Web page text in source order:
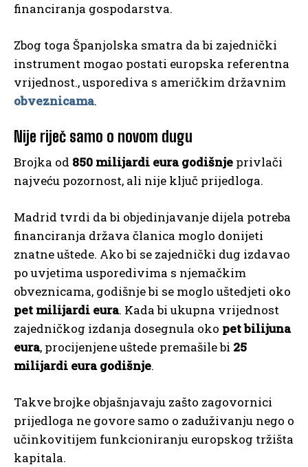
financiranja gospodarstva.
Zbog toga Španjolska smatra da bi zajednički
instrument mogao postati europska referentna
vrijednost., usporediva s američkim državnim
obveznicama.
Nije riječ samo o novom dugu
Brojka od 850 milijardi eura godišnje privlači
najveću pozornost, ali nije ključ prijedloga.
Madrid tvrdi da bi objedinjavanje dijela potreba
financiranja država članica moglo donijeti
znatne uštede. Ako bi se zajednički dug izdavao
po uvjetima usporedivima s njemačkim
obveznicama, godišnje bi se moglo uštedjeti oko
pet milijardi eura. Kada bi ukupna vrijednost
zajedničkog izdanja dosegnula oko pet bilijuna
eura, procijenjene uštede premašile bi 25
milijardi eura godišnje.
Takve brojke objašnjavaju zašto zagovornici
prijedloga ne govore samo o zaduživanju nego o
učinkovitijem funkcioniranju europskog tržišta
kapitala.